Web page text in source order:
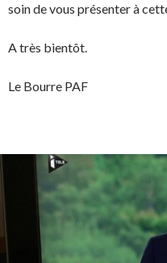
soin de vous présenter à
A très bientôt.
Le Bourre PAF